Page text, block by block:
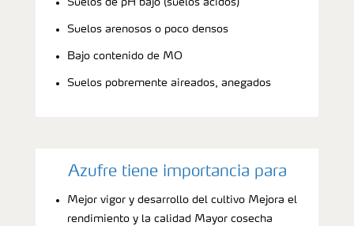
Suelos de pH bajo (suelos ácidos)
Suelos arenosos o poco densos
Bajo contenido de MO
Suelos pobremente aireados, anegados
Azufre tiene importancia para
Mejor vigor y desarrollo del cultivo Mejora el
rendimiento y la calidad Mayor cosecha